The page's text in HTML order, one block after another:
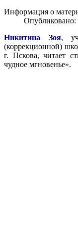
Информация о
Опубликовано:
Никитина Зоя,
(коррекционной)
г. Пскова, читает
чудное мгновенье».